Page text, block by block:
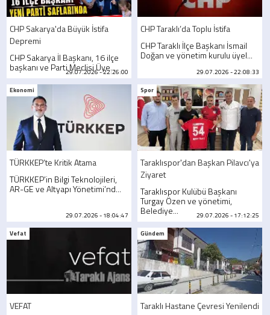
CHP Sakarya'da Büyük İstifa
Depremi
CHP Sakarya İl Başkanı, 16 ilçe
başkanı ve Parti Meclisi Üye...
29.07.2026 - 22:26:00
CHP Taraklı’da Toplu İstifa
CHP Taraklı İlçe Başkanı İsmail
Doğan ve yönetim kurulu üyel...
29.07.2026 - 22:08:33
TÜRKKEP’te Kritik Atama
TÜRKKEP’in Bilgi Teknolojileri,
AR-GE ve Altyapı Yönetimi’nd...
Ekonomi
29.07.2026 - 18:04:47
Taraklıspor'dan Başkan Pilavcı'ya
Ziyaret
Taraklıspor Kulübü Başkanı
Turgay Özen ve yönetimi,
Belediye...
Spor
29.07.2026 - 17:12:25
VEFAT
Vefat
Taraklı Hastane Çevresi Yenilendi
Gündem